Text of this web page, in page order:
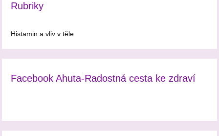
Rubriky
Histamin a vliv v těle
Facebook Ahuta-Radostná cesta ke zdraví